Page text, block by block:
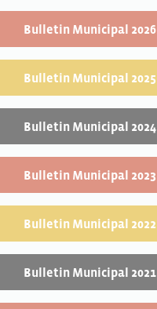
Bulletin Municipal 2026
Bulletin Municipal 2025
Bulletin Municipal 2024
Bulletin Municipal 2023
Bulletin Municipal 2022
Bulletin Municipal 2021